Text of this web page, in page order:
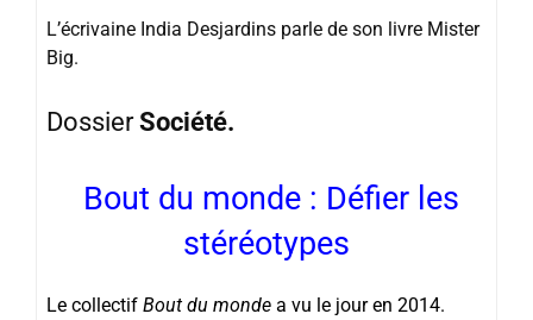
L’écrivaine India Desjardins parle de son livre Mister
Big.
DossierSociété.
Bout du monde : Défier les
stéréotypes
Le collectif Bout du monde a vu le jour en 2014.